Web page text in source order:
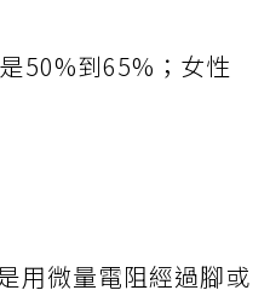
50%到65%；女性
用微量電阻經過腳或